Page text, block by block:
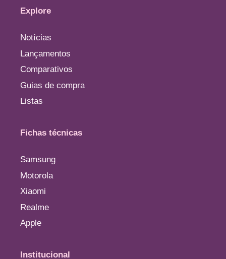
Explore
Notícias
Lançamentos
Comparativos
Guias de compra
Listas
Fichas técnicas
Samsung
Motorola
Xiaomi
Realme
Apple
Institucional